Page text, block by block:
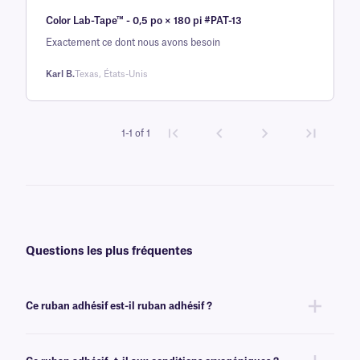
5 sur la
base d'
client
Color Lab-Tape™ - 0,5 po × 180 pi #PAT-13
Exactement ce dont nous avons besoin
Karl B. Texas, États-Unis
1-1 of 1
Questions les plus fréquentes
Ce ruban adhésif est-il ruban adhésif ?